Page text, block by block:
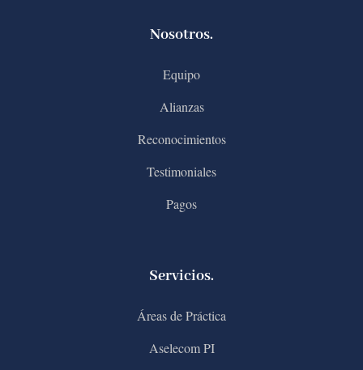
Nosotros.
Equipo
Alianzas
Reconocimientos
Testimoniales
Pagos
Servicios.
Áreas de Práctica
Aselecom PI